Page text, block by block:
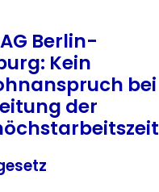
Berlin-
Kein
bei
der